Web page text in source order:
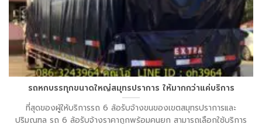
รถหกบรรทุกขนาดใหญ่สมุทรปราการ ให้มากกว่าแค่บริการ
ที่สุดของผู้ให้บริการรถ 6 ล้อรับจ้างขนของเขตสมุทรปราการและ
ปริมณฑล รถ 6 ล้อรับจ้างราคาถูกพร้อมคนยก สามารถเลือกใช้บริการ